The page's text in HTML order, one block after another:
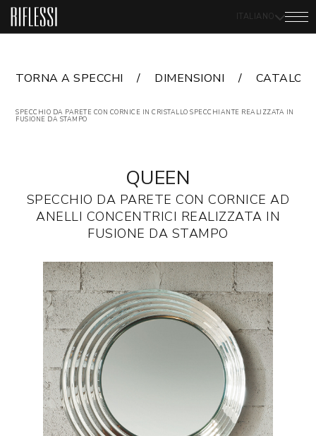
ITALIANO
TORNA A SPECCHI DIMENSIONI
SPECCHIO DA PARETE CON CORNICE IN CRISTALLO SPECCHIANTE REALIZZATA IN
FUSIONE DA STAMPO
QUEEN
SPECCHIO DA PARETE CON CORNICE AD
ANELLI CONCENTRICI REALIZZATA IN
FUSIONE DA STAMPO